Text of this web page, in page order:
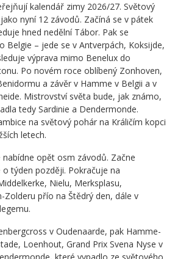
kalendář zimy 2026/27. Světový
nyní 12 závodů. Začíná se v pátek
hned nedělní Tábor. Pak se
Belgie – jede se v Antverpách, Koksijde,
výprava mimo Benelux do
Po novém roce oblíbený Zonhoven,
a závěr v Hamme v Belgii a v
Mistrovství světa bude, jak známo,
tedy Sardinie a Dendermonde.
na světový pohár na Králičím kopci
letech.
nabídne opět osm závodů. Začne
týden později. Pokračuje na
Nielu, Merksplasu,
Zolderu přío na Štědrý den, dále v
v Oudenaarde, pak Hamme-
Loenhout, Grand Prix Svena Nyse v